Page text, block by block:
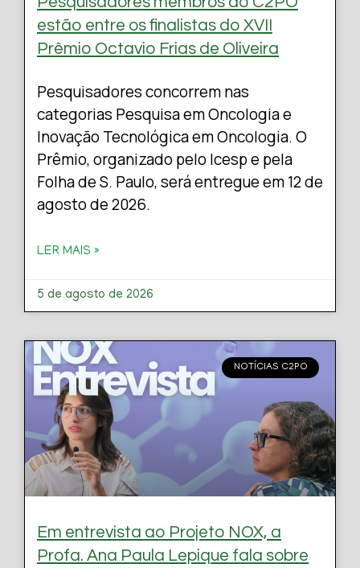
estão entre os finalistas do XVII
Prêmio Octavio Frias de Oliveira
Pesquisadores concorrem nas
categorias Pesquisa em Oncologia e
Inovação Tecnológica em Oncologia. O
Prêmio, organizado pelo Icesp e pela
Folha de S. Paulo, será entregue em 12 de
agosto de 2026.
LER MAIS »
5 de agosto de 2026
NOTÍCIAS C2PO
Em entrevista ao Projeto NOX, a
Profa. Ana Paula Lepique fala sobre